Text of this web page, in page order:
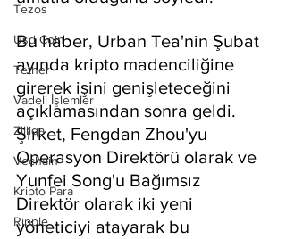
Tezos
Usd Coin
Tether
Vadeli İşlemler
Zilliqa
Vechain
Kripto Para
Ripple
Bu haber, Urban Tea'nin Şubat
ayında kripto madenciliğine
girerek işini genişleteceğini
açıklamasından sonra geldi.
Şirket, Fengdan Zhou'yu
Operasyon Direktörü olarak ve
Yunfei Song'u Bağımsız
Direktör olarak iki yeni
yöneticiyi atayarak bu